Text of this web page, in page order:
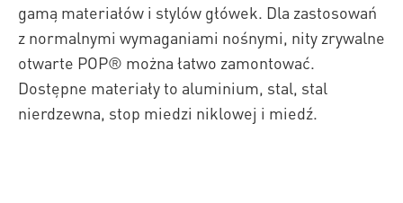
gamą materiałów i stylów główek. Dla zastosowań
z normalnymi wymaganiami nośnymi, nity zrywalne
otwarte POP® można łatwo zamontować.
Dostępne materiały to aluminium, stal, stal
nierdzewna, stop miedzi niklowej i miedź.